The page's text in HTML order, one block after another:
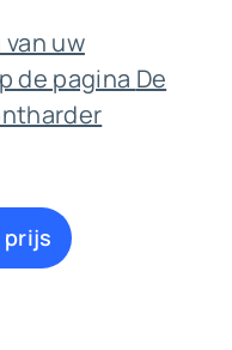
uw
de pagina De
prijs